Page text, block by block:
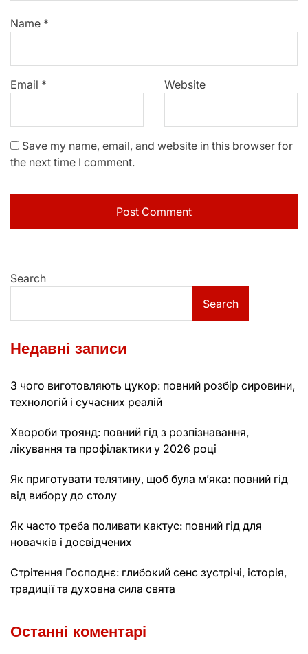
Name *
Email * Website
Save my name, email, and website in this browser for
the next time I comment.
Search
Search
Недавні записи
З чого виготовляють цукор: повний розбір сировини,
технологій і сучасних реалій
Хвороби троянд: повний гід з розпізнавання,
лікування та профілактики у 2026 році
Як приготувати телятину, щоб була м’яка: повний гід
від вибору до столу
Як часто треба поливати кактус: повний гід для
новачків і досвідчених
Стрітення Господнє: глибокий сенс зустрічі, історія,
традиції та духовна сила свята
Останні коментарі